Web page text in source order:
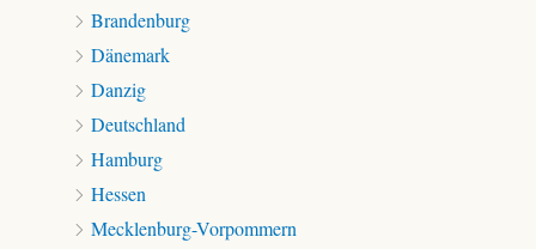
Brandenburg
Dänemark
Danzig
Deutschland
Hamburg
Hessen
Mecklenburg-Vorpommern